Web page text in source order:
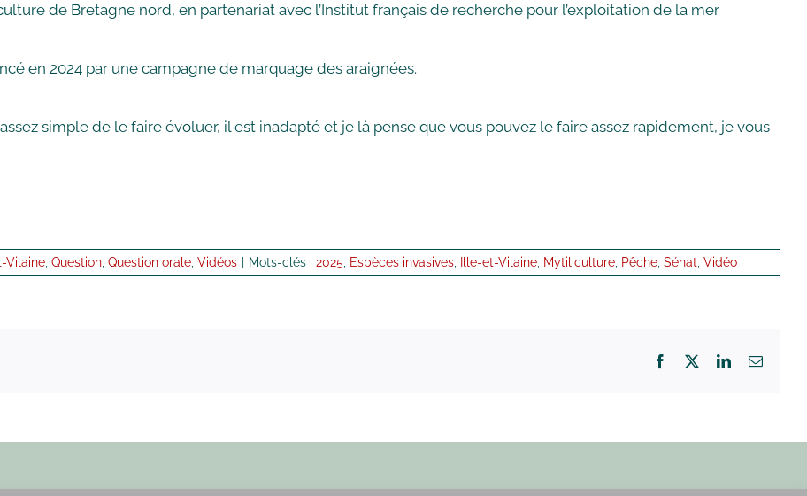
de Bretagne nord, en partenariat avec l’Institut français de recherche pour l’exploitation de la mer
en 2024 par une campagne de marquage des araignées.
simple de le faire évoluer, il est inadapté et je là pense que vous pouvez le faire assez rapidement, je vous
Vilaine Question Question orale Vidéos Mots-clés : 2025 Espèces invasives Ille-et-Vilaine Mytiliculture Pêche Sénat Vidéo
Facebook LinkedInEmail